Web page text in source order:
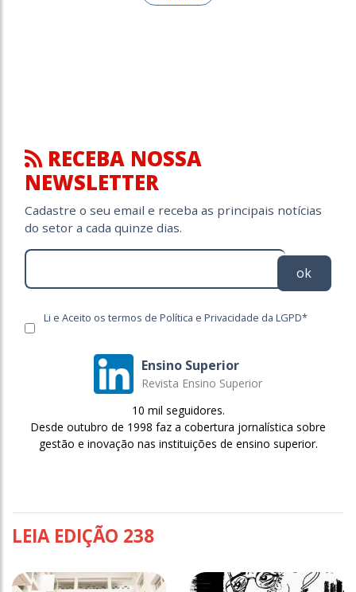
RECEBA NOSSA
NEWSLETTER
Cadastre o seu email e receba as principais notícias
do setor a cada quinze dias.
ok
Li e Aceito os termos de Política e Privacidade da LGPD*
Ensino Superior
Revista Ensino Superior
10 mil seguidores.
Desde outubro de 1998 faz a cobertura jornalística sobre
gestão e inovação nas instituições de ensino superior.
LEIA EDIÇÃO 238